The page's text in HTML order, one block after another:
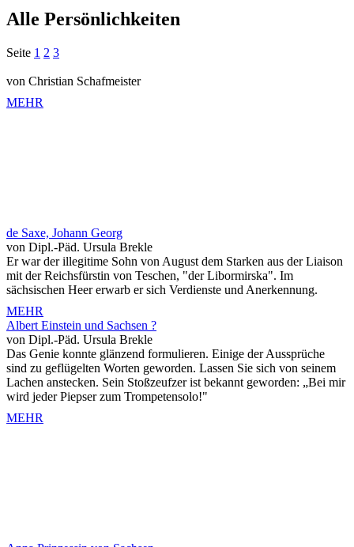
Alle Persönlichkeiten
Seite 1 2 3
von Christian Schafmeister
MEHR
de Saxe, Johann Georg
von Dipl.-Päd. Ursula Brekle
Er war der illegitime Sohn von August dem Starken aus der Liaison
mit der Reichsfürstin von Teschen, "der Libormirska". Im
sächsischen Heer erwarb er sich Verdienste und Anerkennung.
MEHR
Albert Einstein und Sachsen ?
von Dipl.-Päd. Ursula Brekle
Das Genie konnte glänzend formulieren. Einige der Aussprüche
sind zu geflügelten Worten geworden. Lassen Sie sich von seinem
Lachen anstecken. Sein Stoßzeufzer ist bekannt geworden: „Bei mir
wird jeder Piepser zum Trompetensolo!"
MEHR